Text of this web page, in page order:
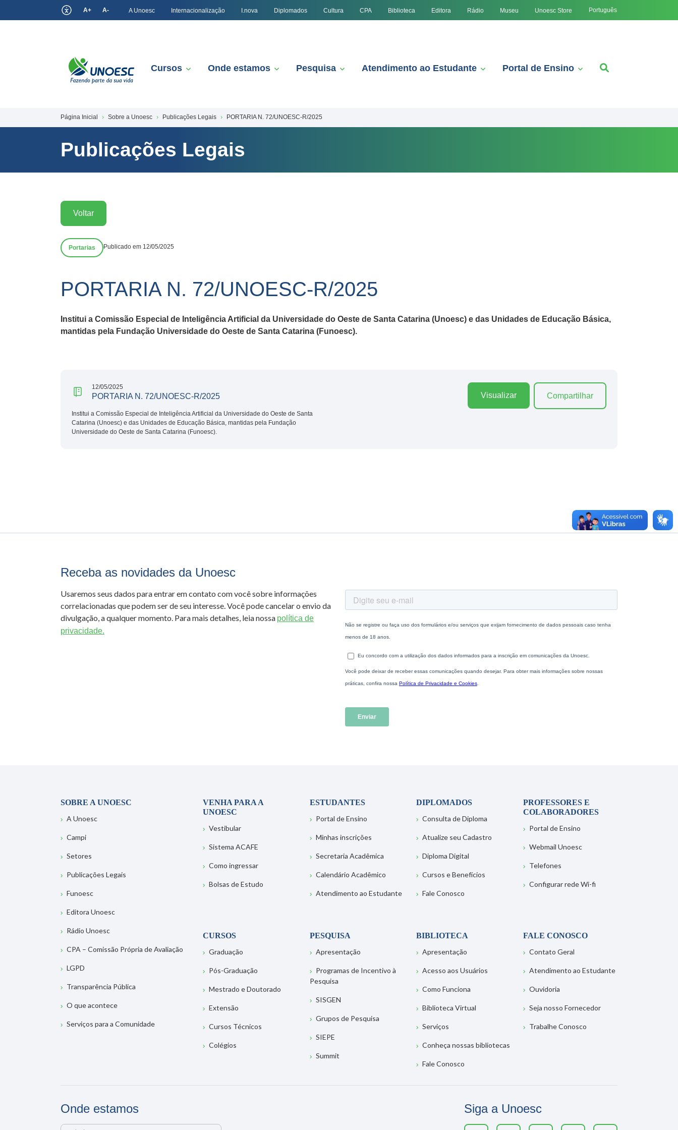
A+ A- A Unoesc Internacionalização I.nova Diplomados Cultura CPA Biblioteca Editora Rádio Museu Unoesc Store Português
Cursos Onde estamos Pesquisa Atendimento ao Estudante Portal de Ensino
Página Inicial Sobre a Unoesc Publicações Legais PORTARIA N. 72/UNOESC-R/2025
Publicações Legais
Voltar
Portarias Publicado em 12/05/2025
PORTARIA N. 72/UNOESC-R/2025
Institui a Comissão Especial de Inteligência Artificial da Universidade do Oeste de Santa Catarina (Unoesc) e das Unidades de Educação Básica,
mantidas pela Fundação Universidade do Oeste de Santa Catarina (Funoesc).
12/05/2025
PORTARIA N. 72/UNOESC-R/2025
Institui a Comissão Especial de Inteligência Artificial da Universidade do Oeste de Santa
Catarina (Unoesc) e das Unidades de Educação Básica, mantidas pela Fundação
Universidade do Oeste de Santa Catarina (Funoesc).
Visualizar Compartilhar
Receba as novidades da Unoesc
Usaremos seus dados para entrar em contato com você sobre informações
correlacionadas que podem ser de seu interesse. Você pode cancelar o envio da
divulgação, a qualquer momento. Para mais detalhes, leia nossa política de
privacidade.
SOBRE A UNOESC
A Unoesc
Campi
Setores
Publicações Legais
Funoesc
Editora Unoesc
Rádio Unoesc
CPA – Comissão Própria de Avaliação
LGPD
Transparência Pública
O que acontece
Serviços para a Comunidade
VENHA PARA A
UNOESC
Vestibular
Sistema ACAFE
Como ingressar
Bolsas de Estudo
ESTUDANTES
Portal de Ensino
Minhas inscrições
Secretaria Acadêmica
Calendário Acadêmico
Atendimento ao Estudante
DIPLOMADOS
Consulta de Diploma
Atualize seu Cadastro
Diploma Digital
Cursos e Benefícios
Fale Conosco
PROFESSORES E
COLABORADORES
Portal de Ensino
Webmail Unoesc
Telefones
Configurar rede Wi-fi
CURSOS
Graduação
Pós-Graduação
Mestrado e Doutorado
Extensão
Cursos Técnicos
Colégios
PESQUISA
Apresentação
Programas de Incentivo à
Pesquisa
SISGEN
Grupos de Pesquisa
SIEPE
Summit
BIBLIOTECA
Apresentação
Acesso aos Usuários
Como Funciona
Biblioteca Virtual
Serviços
Conheça nossas bibliotecas
Fale Conosco
FALE CONOSCO
Contato Geral
Atendimento ao Estudante
Ouvidoria
Seja nosso Fornecedor
Trabalhe Conosco
Onde estamos Siga a Unoesc